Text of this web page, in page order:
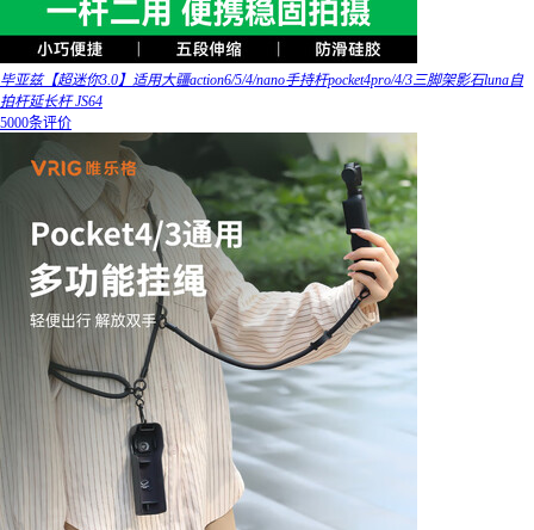
毕亚兹【超迷你3.0】适用大疆action6/5/4/nano手持杆pocket4pro/4/3三脚架影石luna自
拍杆延长杆 JS64
5000条评价